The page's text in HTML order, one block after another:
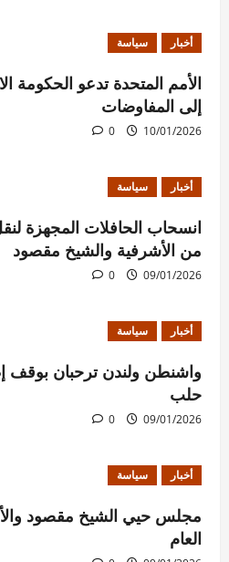
أخبار سياسة
الأمم المتحدة تدعو الحكومة
إلى المفاوضات
10/01/2026
0
أخبار سياسة
انسحاب الحافلات المجهزة
من الأشرفية والشيخ مقصود
09/01/2026
0
أخبار سياسة
واشنطن ولندن ترحبان بوقف
حلب
09/01/2026
0
أخبار سياسة
مجلس حيي الشيخ مقصود
العام